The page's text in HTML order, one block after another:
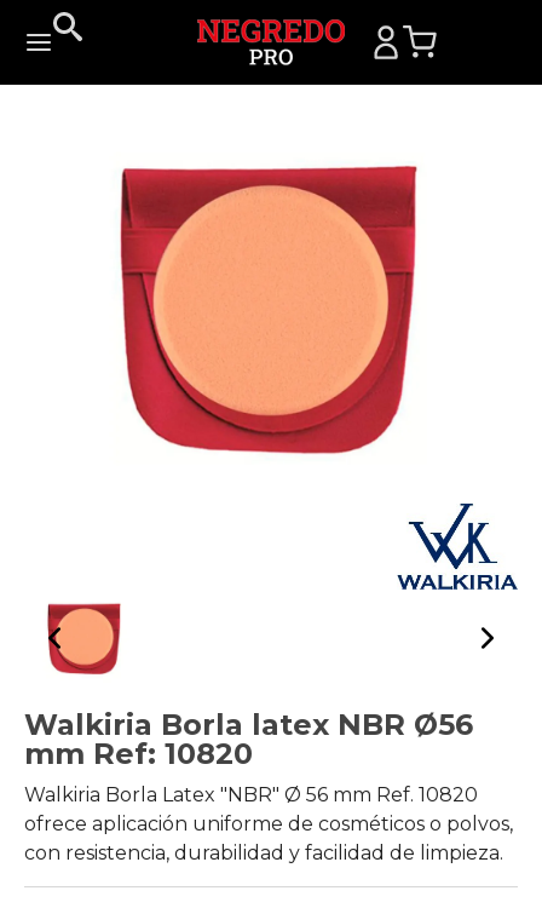
Walkiria Borla latex NBR Ø56
mm Ref: 10820
Walkiria Borla Latex "NBR" Ø 56 mm Ref. 10820
ofrece aplicación uniforme de cosméticos o polvos,
con resistencia, durabilidad y facilidad de limpieza.